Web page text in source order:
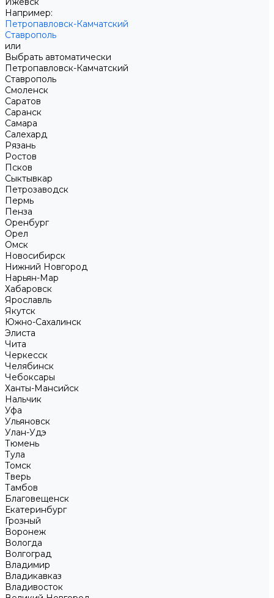
Например:
Петропавловск-Камчатский
Ставрополь
или
Выбрать автоматически
Петропавловск-Камчатский
Ставрополь
Смоленск
Саратов
Саранск
Самара
Салехард
Рязань
Ростов
Псков
Сыктывкар
Петрозаводск
Пермь
Пенза
Оренбург
Орел
Омск
Новосибирск
Нижний Новгород
Нарьян-Мар
Хабаровск
Ярославль
Якутск
Южно-Сахалинск
Элиста
Чита
Черкесск
Челябинск
Чебоксары
Ханты-Мансийск
Нальчик
Уфа
Ульяновск
Улан-Удэ
Тюмень
Тула
Томск
Тверь
Тамбов
Благовещенск
Екатеринбург
Грозный
Воронеж
Вологда
Волгоград
Владимир
Владикавказ
Владивосток